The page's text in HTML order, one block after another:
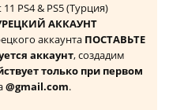
PS4 & PS5 (Турция)
АККАУНТ
аккаунта ПОСТАВЬТЕ
аккаунт, создадим
только при первом
@gmail.com.